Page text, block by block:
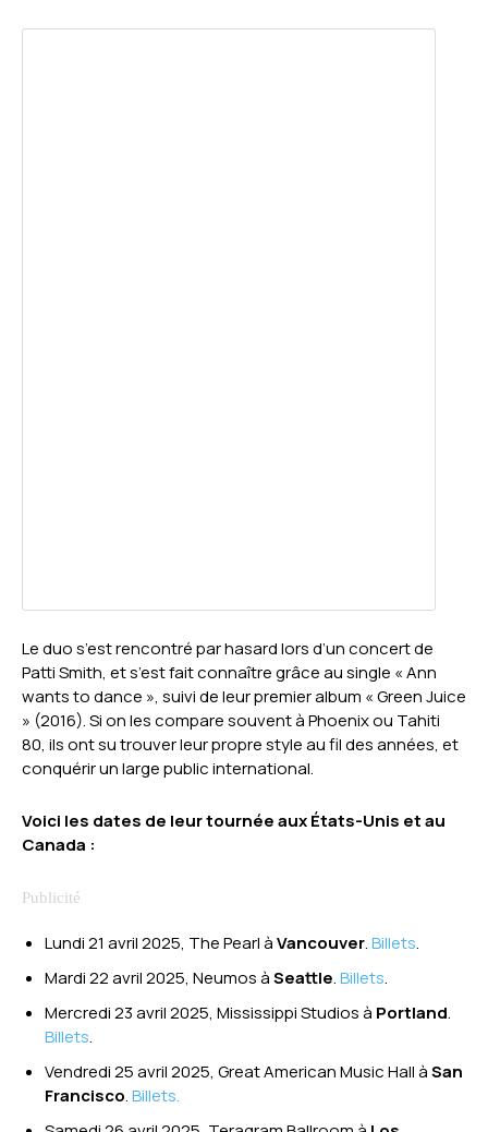
Le duo s’est rencontré par hasard lors d’un concert de
Patti Smith, et s’est fait connaître grâce au single « Ann
wants to dance », suivi de leur premier album « Green Juice
» (2016). Si on les compare souvent à Phoenix ou Tahiti
80, ils ont su trouver leur propre style au fil des années, et
conquérir un large public international.
Voici les dates de leur tournée aux États-Unis et au
Canada :
Lundi 21 avril 2025, The Pearl àVancouver.Billets.
Mardi 22 avril 2025, Neumos àSeattle.Billets.
Mercredi 23 avril 2025, Mississippi Studios à Portland.
Billets.
Vendredi 25 avril 2025, Great American Music Hall àSan
Francisco.Billets.